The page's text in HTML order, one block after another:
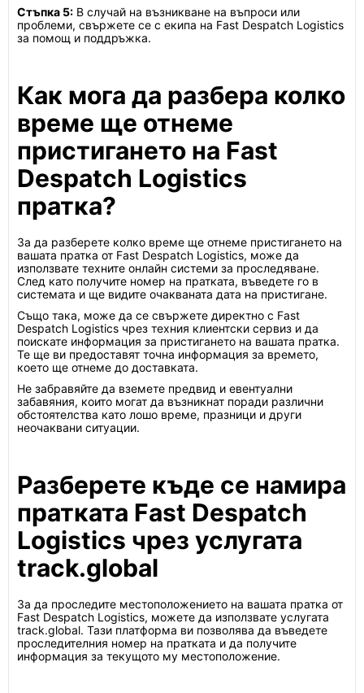
Стъпка 5: В случай на възникване на въпроси или
проблеми, свържете се с екипа на Fast Despatch Logistics
за помощ и поддръжка.
Как мога да разбера колко
време ще отнеме
пристигането на Fast
Despatch Logistics
пратка?
За да разберете колко време ще отнеме пристигането на
вашата пратка от Fast Despatch Logistics, може да
използвате техните онлайн системи за проследяване.
След като получите номер на пратката, въведете го в
системата и ще видите очакваната дата на пристигане.
Също така, може да се свържете директно с Fast
Despatch Logistics чрез техния клиентски сервиз и да
поискате информация за пристигането на вашата пратка.
Те ще ви предоставят точна информация за времето,
което ще отнеме до доставката.
Не забравяйте да вземете предвид и евентуални
забавяния, които могат да възникнат поради различни
обстоятелства като лошо време, празници и други
неочаквани ситуации.
Разберете къде се намира
пратката Fast Despatch
Logistics чрез услугата
track.global
За да проследите местоположението на вашата пратка от
Fast Despatch Logistics, можете да използвате услугата
track.global. Тази платформа ви позволява да въведете
проследителния номер на пратката и да получите
информация за текущото му местоположение.